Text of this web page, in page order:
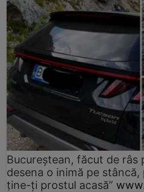
Bucureștean, făcut de
desena o inimă pe
ține-ți prostul acasă”